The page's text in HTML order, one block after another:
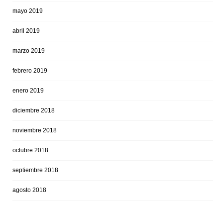
mayo 2019
abril 2019
marzo 2019
febrero 2019
enero 2019
diciembre 2018
noviembre 2018
octubre 2018
septiembre 2018
agosto 2018